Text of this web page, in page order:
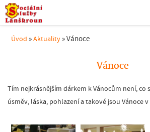
Úvod »Aktuality »Vánoce
Vánoce
Tím nejkrásnějším dárkem k Vánocům není, co
úsměv, láska, pohlazení a takové jsou Vánoce